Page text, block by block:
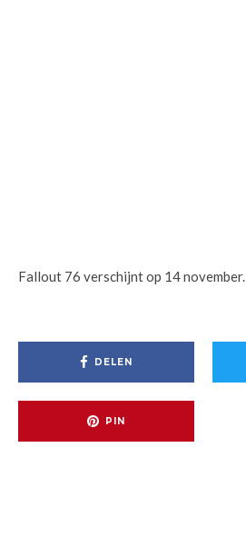
Fallout 76 verschijnt op 14 november.
DELEN
PIN